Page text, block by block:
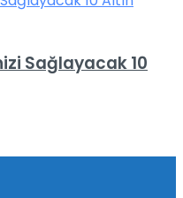
Sağlayacak 10